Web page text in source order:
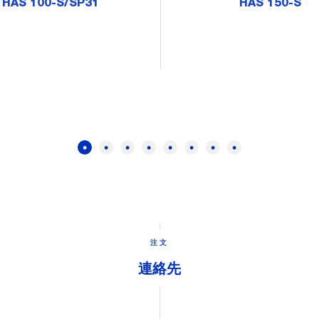
HAS 100-S/SP31 HAS 150-S
注文
連絡先